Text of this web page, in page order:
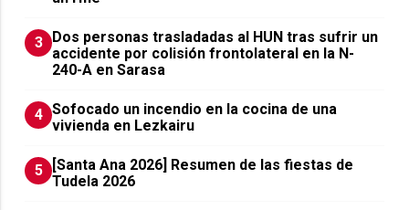
3 ​Dos personas trasladadas al HUN tras sufrir un
accidente por colisión frontolateral en la N-
240-A en Sarasa
4 Sofocado un incendio en la cocina de una
vivienda en Lezkairu
5
[Santa Ana 2026] Resumen de las fiestas de
Tudela 2026